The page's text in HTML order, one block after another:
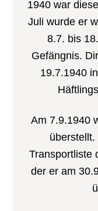
1940 war
Juli wurde er
8.7. bis
Gefängnis.
19.7.1940
Am 7.9.1940
Transportliste
der er am